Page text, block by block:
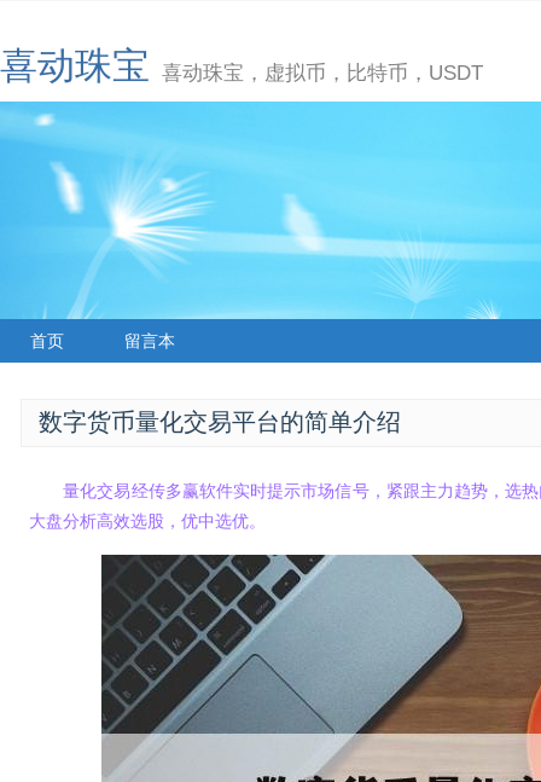
喜动珠宝 喜动珠宝，虚拟币，比特币，USDT
首页 留言本
数字货币量化交易平台的简单介绍
量化交易经传多赢软件实时提示市场信号，紧跟主力趋势，选
大盘分析高效选股，优中选优。